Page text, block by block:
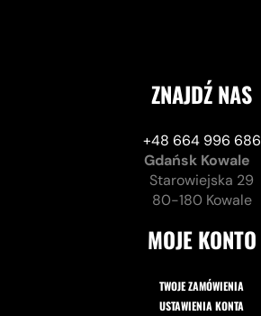
ZNAJDŹ NAS
+48 664 996 686
Gdańsk Kowale
Starowiejska 29
80-180 Kowale
MOJE KONTO
TWOJE ZAMÓWIENIA
USTAWIENIA KONTA